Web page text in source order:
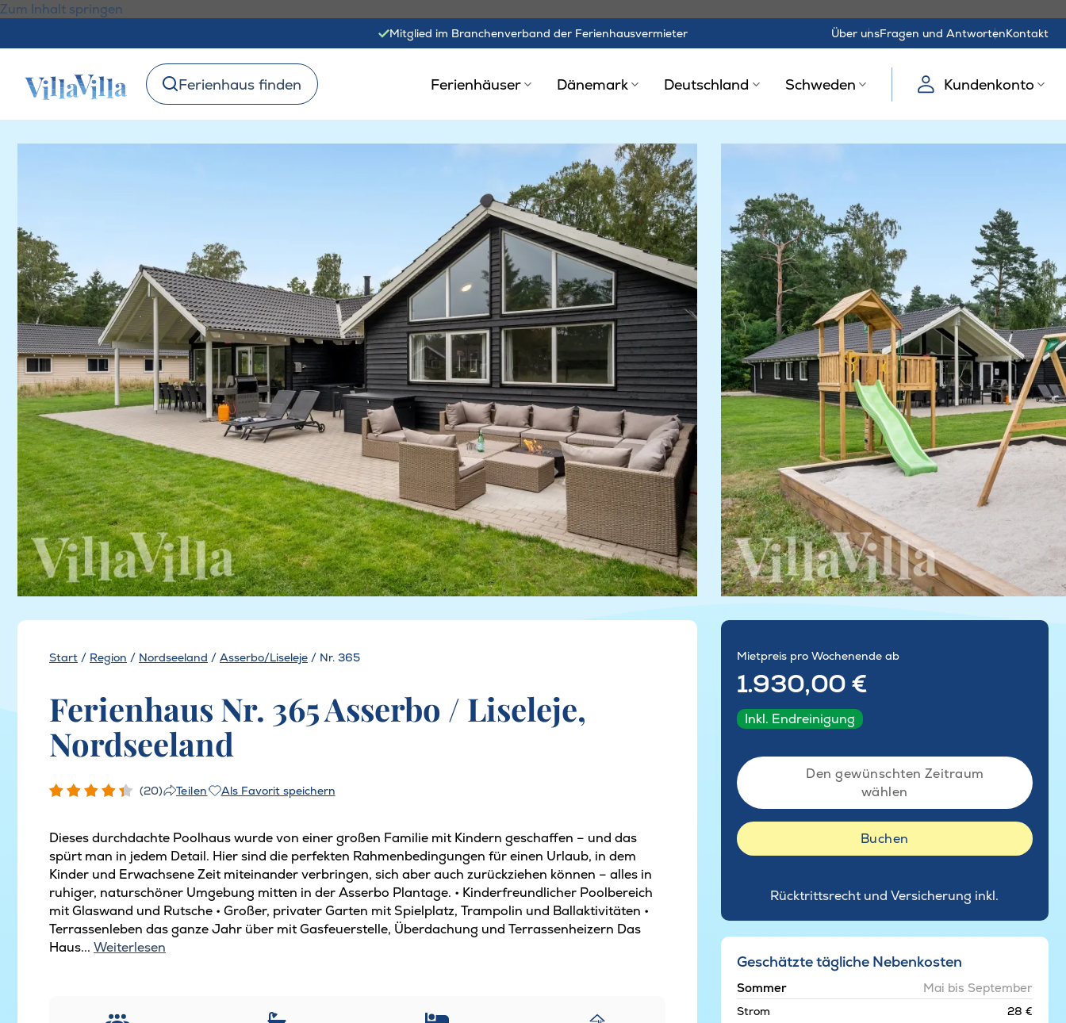
Zum Inhalt springen
Mitglied im Branchenverband der Ferienhausvermieter Über unsFragen und AntwortenKontakt
Ferienhaus finden Ferienhäuser Dänemark Deutschland Schweden Kundenkonto
Start / Region / Nordseeland / Asserbo/Liseleje / Nr. 365
Ferienhaus Nr. 365 Asserbo / Liseleje,
Nordseeland
(20) Teilen Als Favorit speichern
Dieses durchdachte Poolhaus wurde von einer großen Familie mit Kindern geschaffen – und das
spürt man in jedem Detail. Hier sind die perfekten Rahmenbedingungen für einen Urlaub, in dem
Kinder und Erwachsene Zeit miteinander verbringen, sich aber auch zurückziehen können – alles in
ruhiger, naturschöner Umgebung mitten in der Asserbo Plantage. • Kinderfreundlicher Poolbereich
mit Glaswand und Rutsche • Großer, privater Garten mit Spielplatz, Trampolin und Ballaktivitäten •
Terrassenleben das ganze Jahr über mit Gasfeuerstelle, Überdachung und Terrassenheizern Das
Haus... Weiterlesen
Mietpreis pro Wochenende ab
1.930,00 €
Inkl. Endreinigung
Den gewünschten Zeitraum
wählen
Buchen
Rücktrittsrecht und Versicherung inkl.
Geschätzte tägliche Nebenkosten
Sommer Mai bis September
Strom
28 €